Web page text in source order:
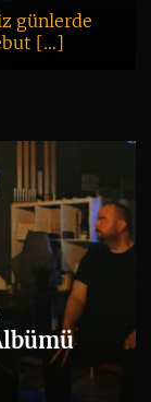
günlerde
[…]